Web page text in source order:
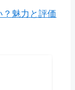
魅力と評価